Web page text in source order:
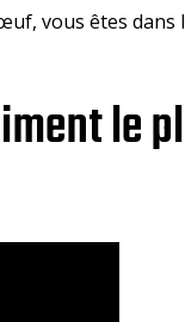
vous êtes dans
le